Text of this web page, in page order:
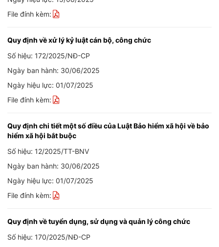
File đính kèm:
Quy định về xử lý kỷ luật cán bộ, công chức
Số hiệu: 172/2025/NĐ-CP
Ngày ban hành: 30/06/2025
Ngày hiệu lực: 01/07/2025
File đính kèm:
Quy định chi tiết một số điều của Luật Bảo hiểm xã hội về bảo
hiểm xã hội bắt buộc
Số hiệu: 12/2025/TT-BNV
Ngày ban hành: 30/06/2025
Ngày hiệu lực: 01/07/2025
File đính kèm:
Quy định về tuyển dụng, sử dụng và quản lý công chức
Số hiệu: 170/2025/NĐ-CP